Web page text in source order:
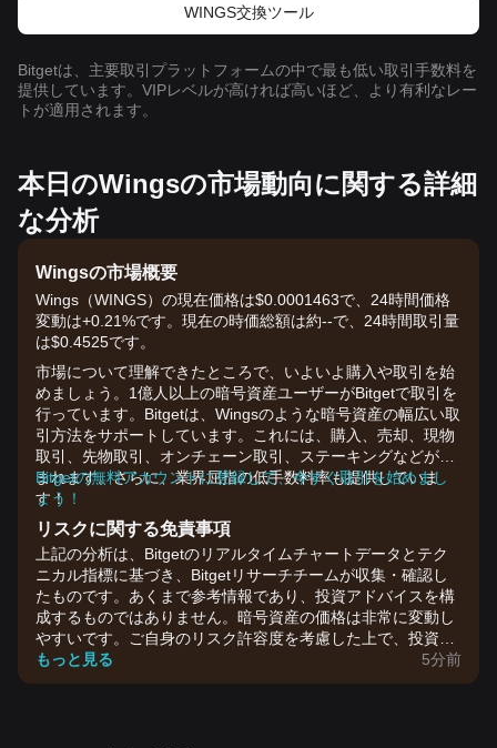
WINGS交換ツール
Bitgetは、主要取引プラットフォームの中で最も低い取引手数料を
提供しています。VIPレベルが高ければ高いほど、より有利なレー
トが適用されます。
本日のWingsの市場動向に関する詳細
な分析
Wingsの市場概要
Wings（WINGS）の現在価格は$0.0001463で、24時間価格
変動は+0.21%です。現在の時価総額は約--で、24時間取引量
は$0.4525です。
市場について理解できたところで、いよいよ購入や取引を始
めましょう。1億人以上の暗号資産ユーザーがBitgetで取引を
行っています。Bitgetは、Wingsのような暗号資産の幅広い取
引方法をサポートしています。これには、購入、売却、現物
取引、先物取引、オンチェーン取引、ステーキングなどが含
まれます。さらに、業界屈指の低手数料率も提供していま
す！
Bitgetの無料アカウントに登録して、今すぐ取引を始めまし
ょう！
リスクに関する免責事項
上記の分析は、Bitgetのリアルタイムチャートデータとテク
ニカル指標に基づき、Bitgetリサーチチームが収集・確認し
たものです。あくまで参考情報であり、投資アドバイスを構
成するものではありません。暗号資産の価格は非常に変動し
やすいです。ご自身のリスク許容度を考慮した上で、投資判
断を行ってください。
もっと見る 5分前